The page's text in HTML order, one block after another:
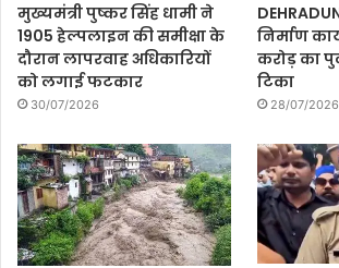
मुख्यमंत्री पुष्कर सिंह धामी ने
1905 हेल्पलाइन की समीक्षा के
दौरान लापरवाह अधिकारियों
को लगाई फटकार
30/07/2026
निर्माण
करोड़ का
टिका
28/07/2026